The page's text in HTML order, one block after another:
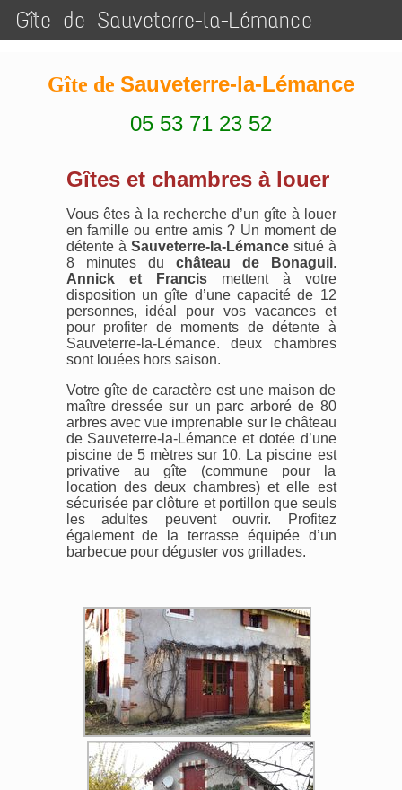
Gîte de Sauveterre-la-Lémance
Gîte de Sauveterre-la-Lémance
05 53 71 23 52
Gîtes et chambres à louer
Vous êtes à la recherche d’un gîte à louer
en famille ou entre amis ? Un moment de
détente à Sauveterre-la-Lémance situé à
8 minutes du château de Bonaguil .
Annick et Francismettent à votre
disposition un gîte d’une capacité de 12
personnes, idéal pour vos vacances et
pour profiter de moments de détente à
Sauveterre-la-Lémance. deux chambres
sont louées hors saison.
Votre gîte de caractère est une maison de
maître dressée sur un parc arboré de 80
arbres avec vue imprenable sur le château
de Sauveterre-la-Lémance et dotée d’une
piscine de 5 mètres sur 10. La piscine est
privative au gîte (commune pour la
location des deux chambres) et elle est
sécurisée par clôture et portillon que seuls
les adultes peuvent ouvrir. Profitez
également de la terrasse équipée d’un
barbecue pour déguster vos grillades.